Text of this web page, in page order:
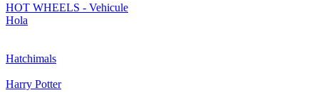
HOT WHEELS - Vehicule
Hola
Hatchimals
Harry Potter